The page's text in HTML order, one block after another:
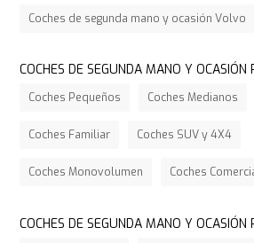
Coches de segunda mano y ocasión Volvo
COCHES DE SEGUNDA MANO Y OCASIÓN
Coches Pequeños Coches Medianos
Coches Familiar Coches SUV y 4X4
Coches Monovolumen Coches
COCHES DE SEGUNDA MANO Y OCASIÓN